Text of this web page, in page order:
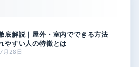
底解説｜屋外・室内でできる方法
やすい人の特徴とは
月28日